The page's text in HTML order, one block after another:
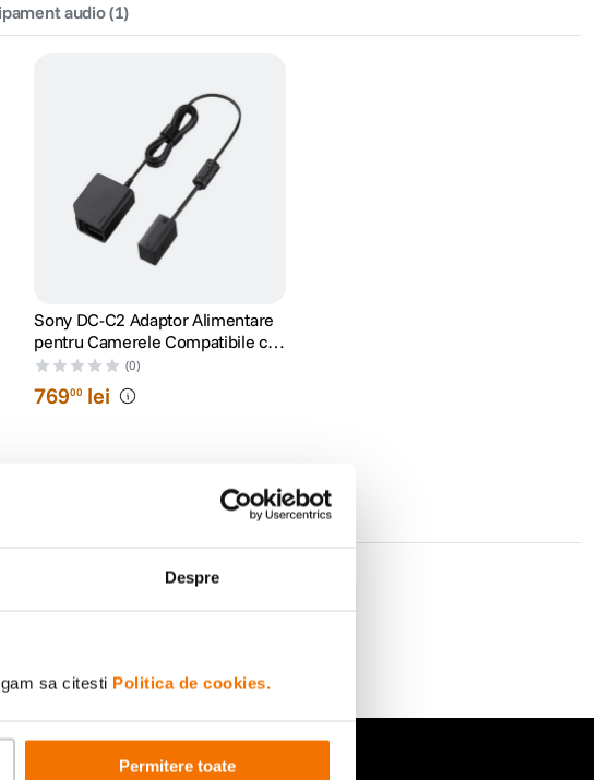
Despre
sa citesti Politica de cookies.
Permitere toate
audio(1)
Sony DC-C2 Adaptor Alimentare
pentru Camerele Compatibile cu
Bateriile NP-SA100
(0)
76900 lei